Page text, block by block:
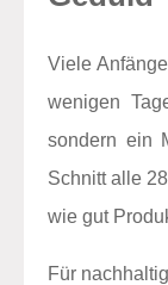
Viele
wenigen
sondern ein
Schnitt alle
wie gut
Für